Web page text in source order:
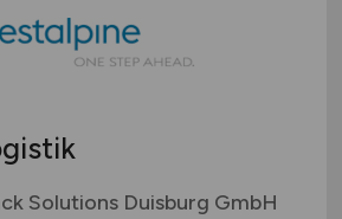
Solutions Duisburg GmbH